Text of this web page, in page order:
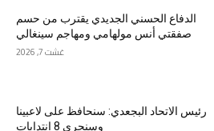
الدفاع الحسني الجديدي يقترب من حسم
صفقتي أنس مولهامي ومهاجم سينغالي
غشت 7, 2026
رئيس الاتحاد البجعدي: سنحافظ على لاعبينا
وسنجري 8 انتدابات